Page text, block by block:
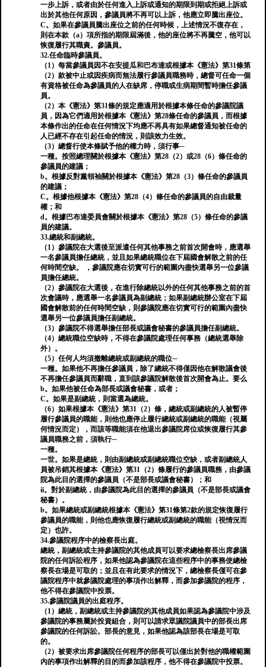
一步上訴，或者由於任何進入上訴或通知的期限到期或拒絕上訴或
出於其他任何原因，參議員將不再可以上訴，他應立即騰出座位。
C。如果在參議員騰出座位之前的任何時候，上述情況不復存在，
則在本款（a）項所指的期限屆滿後，他的座位將不再騰空，他可以
恢復履行其職責。參議員。
32.任命臨時參議員。
（1）每當參議員因不在安提瓜和巴布達或根據本《憲法》第31條第
（2）款被中止或因疾病而無法履行參議員職務時，總督可任命一個
有資格被任命為參議員的人在缺席，停職或生病期間暫時擔任參議
員。
（2）本《憲法》第31條的規定應適用於根據本條任命的參議院議
員，因為它們適用於根據本《憲法》第28條任命的參議員，而根據
本條作出的任命在任何情況下均應不再具有如果總督通知被任命的
人已經不存在引起任命的情況，則該效力生效。
（3）總督行使本條賦予他的權力時，須行事─
一種。按照總理關於根據本《憲法》第28（2）或28（6）條任命的
參議員的建議；
b。根據反對黨領袖關於根據本《憲法》第28（3）條任命的參議員
的建議；
C。根據他根據本《憲法》第28（4）條任命的參議員的自由裁量
權；和
d。根據巴布達委員會關於根據本《憲法》第28（5）條任命的參議
員的建議。
33.總統和副總統。
（1）參議院在大選後至派遣任何其他事務之前首次開會時，應選舉
一名參議員擔任總統，並且如果總統職位在下屆國會解散之前的任
何時間空缺。 ，參議院應在切實可行的範圍內盡快選舉另一位參議
員擔任總統。
（2）參議院在大選後，在進行除總統以外的任何其他事務之前的首
次會議時，應選舉一名參議員為副總統；如果副總統辦公室在下屆
國會解散前的任何時間空缺，則參議院應在切實可行的範圍內盡快
選舉另一位參議員擔任副總統。
（3）參議院不得選舉擔任部長或議會秘書的參議員擔任副總統。
（4）總統職位空缺時，不得在參議院處理任何事務（總統選舉除
外）。
（5）任何人均須撤離總統或副總統的職位─
一種。如果他不再擔任參議員，除了總統不得僅因他在解散議會後
不再擔任參議員而辭職，直到該參議院解散後首次開會為止。要么
b。如果他被任命為部長或議會秘書，或者；
C。如果是副總統，則當選為總統。
（6）如果根據本《憲法》第31（2）條，總統或副總統的人被暫停
履行參議員的職能，則他也應停止履行總統或副總統的職能（視屬
何情況而定），而該等職能須在他退出參議院席位或恢復履行其參
議員職務之前，須執行─
一種。
一世。如果是總統，則由副總統或副總統職位空缺，或者副總統人
員被吊銷其根據本《憲法》第31（2）條履行的參議員職務，由參議
院為此目的選擇的參議員（不是部長或議會秘書）；和
ii。對於副總統，由參議院為此目的選擇的參議員（不是部長或議會
秘書）。
b。如果總統或副總統根據本《憲法》第31條第2款的規定恢復履行
參議員的職能，則他也應恢復履行總統或副總統的職能（視情況而
定）也許。
34.參議院程序中的檢察長出庭。
總統，副總統或主持參議院的其他成員可以要求總檢察長出席參議
院的任何訴訟程序，如果他認為參議院在這些程序中的事務使總檢
察長在場是可取的；並且在有此要求的情況下，總檢察長僅可在參
議院程序中就參議院處理的事項作出解釋，而參加參議院的程序，
他不得在參議院中投票。
35.參議院議員的出庭程序。
（1）總統，副總統或主持參議院的其他成員如果認為參議院中涉及
參議院的事務屬於投資組合，則可以請求眾議院議員中的部長出席
參議院的任何訴訟。部長的意見，如果他認為該部長在場是可取
的。
（2）被要求出席參議院任何程序的部長可以僅出於對他的職權範圍
內的事項作出解釋的目的而參加該程序，他不得在參議院中投票。